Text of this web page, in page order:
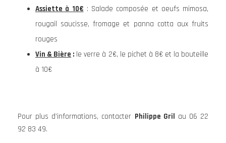
Assiette à 10€ : Salade composée et oeufs mimosa,
rougail saucisse, fromage et panna cotta aux fruits
rouges
Vin & Bière : le verre à 2€, le pichet à 8€ et la bouteille
à 10€
Pour plus d’informations, contacter Philippe Gril au 06 22
92 83 49.